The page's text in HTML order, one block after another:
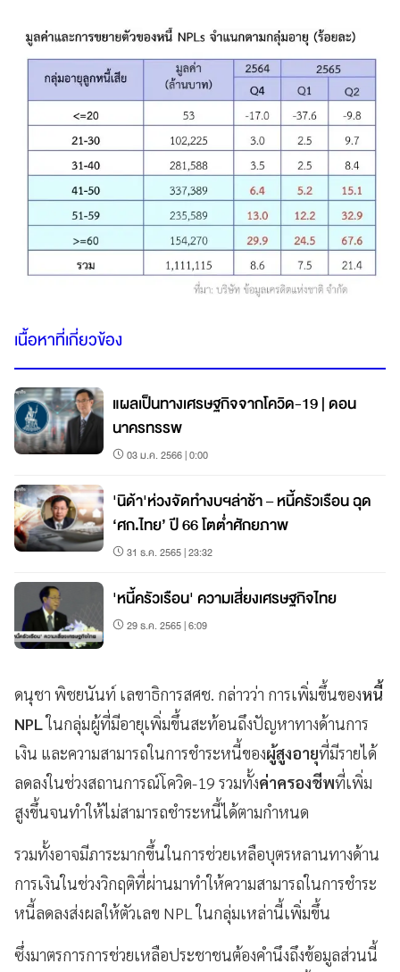
เนื้อหาที่เกี่ยวข้อง
แผลเป็นทางเศรษฐกิจจากโควิด-19 | ดอน
นาครทรรพ
03 ม.ค. 2566 | 0:00
'นิด้า'ห่วงจัดทำงบฯล่าช้า – หนี้ครัวเรือน ฉุด
‘ศก.ไทย’ ปี 66 โตต่ำศักยภาพ
31 ธ.ค. 2565 | 23:32
'หนี้ครัวเรือน' ความเสี่ยงเศรษฐกิจไทย
29 ธ.ค. 2565 | 6:09
ดนุชา พิชยนันท์ เลขาธิการสศช. กล่าวว่า การเพิ่มขึ้นของหนี้
NPLในกลุ่มผู้ที่มีอายุเพิ่มขึ้นสะท้อนถึงปัญหาทางด้านการ
เงิน และความสามารถในการชำระหนี้ของผู้สูงอายุที่มีรายได้
ลดลงในช่วงสถานการณ์โควิด-19 รวมทั้งค่าครองชีพที่เพิ่ม
สูงขึ้นจนทำให้ไม่สามารถชำระหนี้ได้ตามกำหนด
รวมทั้งอาจมีภาระมากขึ้นในการช่วยเหลือบุตรหลานทางด้าน
การเงินในช่วงวิกฤติที่ผ่านมาทำให้ความสามารถในการชำระ
หนี้ลดลงส่งผลให้ตัวเลข NPL ในกลุ่มเหล่านี้เพิ่มขึ้น
ซึ่งมาตรการการช่วยเหลือประชาชนต้องคำนึงถึงข้อมูลส่วนนี้